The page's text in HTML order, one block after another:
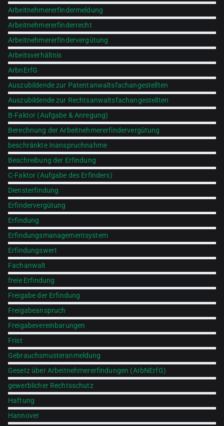
Arbeitnehmererfindermeldung
Arbeitnehmererfinderrecht
Arbeitnehmererfindervergütung
Arbeitsverhältnis
ArbnErfG
Auszubildende zur Patentanwaltsfachangestellten
Auszubildende zur Rechtsanwaltsfachangestellten
B-Faktor (Aufgabe & Anregung)
Berechnung der Arbeitnehmererfindervergütung
beschränkte Inanspruchnahme
Beschreibung der Erfindung
C-Faktor (Aufgabe des Erfinders)
Diensterfindung
Erfindervergütung
Erfindung
Erfindungsmanagementsystem
Erfindungswert
Fachanwalt
freie Erfindung
Freigabe der Erfindung
Freigabeanspruch
Freigabevereinbarungen
Frist
Gebrauchsmusteranmeldung
Gesetz über Arbeitnehmererfindungen (ArbNErfG)
gewerblicher Rechtsschutz
Haftung
Hannover